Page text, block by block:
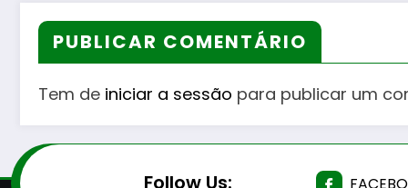
PUBLICAR COMENTÁRIO
Tem de iniciar a sessão para publicar um
Follow Us: